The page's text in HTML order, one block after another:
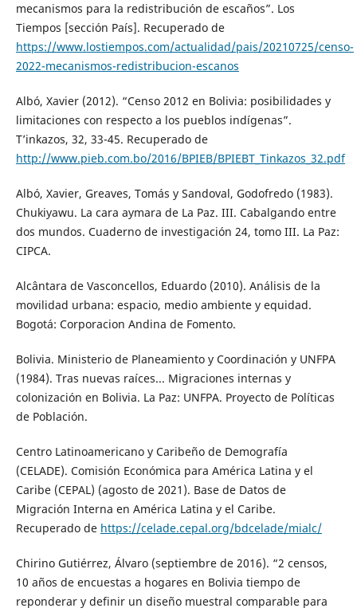
mecanismos para la redistribución de escaños”. Los
Tiempos [sección País]. Recuperado de
https://www.lostiempos.com/actualidad/pais/20210725/censo-
2022-mecanismos-redistribucion-escanos
Albó, Xavier (2012). “Censo 2012 en Bolivia: posibilidades y
limitaciones con respecto a los pueblos indígenas”.
T’inkazos, 32, 33-45. Recuperado de
http://www.pieb.com.bo/2016/BPIEB/BPIEBT_Tinkazos_32.pdf
Albó, Xavier, Greaves, Tomás y Sandoval, Godofredo (1983).
Chukiyawu. La cara aymara de La Paz. III. Cabalgando entre
dos mundos. Cuaderno de investigación 24, tomo III. La Paz:
CIPCA.
Alcântara de Vasconcellos, Eduardo (2010). Análisis de la
movilidad urbana: espacio, medio ambiente y equidad.
Bogotá: Corporacion Andina de Fomento.
Bolivia. Ministerio de Planeamiento y Coordinación y UNFPA
(1984). Tras nuevas raíces... Migraciones internas y
colonización en Bolivia. La Paz: UNFPA. Proyecto de Políticas
de Población.
Centro Latinoamericano y Caribeño de Demografía
(CELADE). Comisión Económica para América Latina y el
Caribe (CEPAL) (agosto de 2021). Base de Datos de
Migración Interna en América Latina y el Caribe.
Recuperado de https://celade.cepal.org/bdcelade/mialc/
Chirino Gutiérrez, Álvaro (septiembre de 2016). “2 censos,
10 años de encuestas a hogares en Bolivia tiempo de
reponderar y definir un diseño muestral comparable para